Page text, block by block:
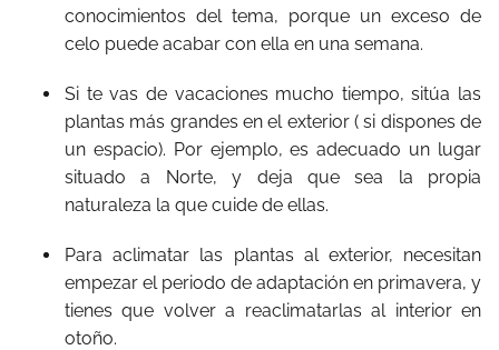
conocimientos del tema, porque un exceso de
celo puede acabar con ella en una semana.
Si te vas de vacaciones mucho tiempo, sitúa las
plantas más grandes en el exterior ( si dispones de
un espacio). Por ejemplo, es adecuado un lugar
situado a Norte, y deja que sea la propia
naturaleza la que cuide de ellas.
Para aclimatar las plantas al exterior, necesitan
empezar el periodo de adaptación en primavera, y
tienes que volver a reaclimatarlas al interior en
otoño.